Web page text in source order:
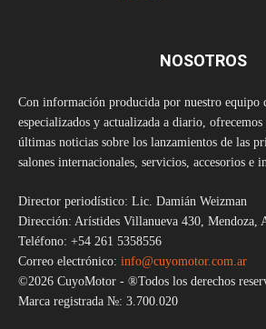
NOSOTROS
Con información producida por nuestro equipo
especializados y actualizada a diario,
últimas noticias sobre los lanzamientos de las
salones internacionales, servicios, accesorios e
Director periodístico: Lic. Damián Weizman
Dirección: Arístides Villanueva 430, Mendoza,
Teléfono: +54 261 5358556
Correo electrónico: info@cuyomotor.com.ar
©2026 CuyoMotor - ®Todos los derechos
Marca registrada №: 3.700.020